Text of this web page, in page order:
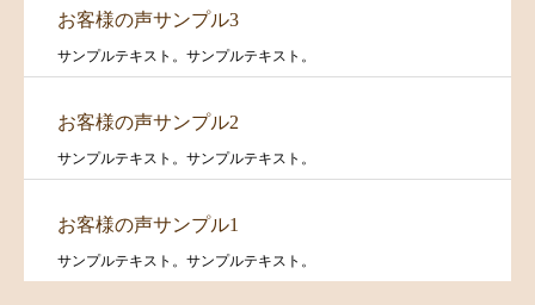
お客様の声サンプル3
サンプルテキスト。サンプルテキスト。
お客様の声サンプル2
サンプルテキスト。サンプルテキスト。
お客様の声サンプル1
サンプルテキスト。サンプルテキスト。